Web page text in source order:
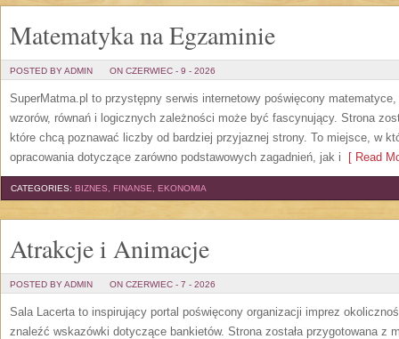
Matematyka na Egzaminie
POSTED BY ADMIN ON CZERWIEC - 9 - 2026
SuperMatma.pl to przystępny serwis internetowy poświęcony
wzorów, równań i logicznych zależności może być fascynujący. Strona
które chcą poznawać liczby od bardziej przyjaznej strony. To miejsce, w
opracowania dotyczące zarówno podstawowych zagadnień, jak i [ Read
CATEGORIES: BIZNES, FINANSE, EKONOMIA
Atrakcje i Animacje
POSTED BY ADMIN ON CZERWIEC - 7 - 2026
Sala Lacerta to inspirujący portal poświęcony organizacji imprez
znaleźć wskazówki dotyczące bankietów. Strona została przygotowana z